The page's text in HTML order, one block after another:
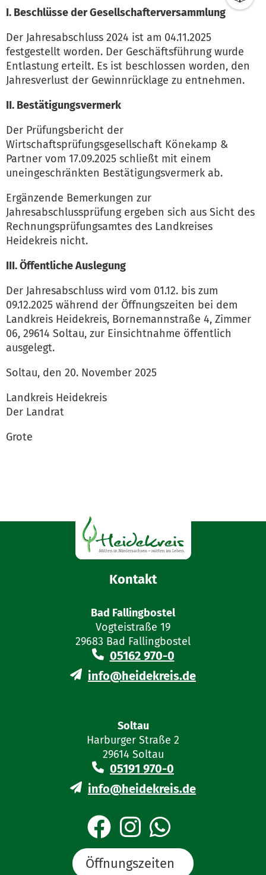
I. Beschlüsse der Gesellschafterversammlung
Der Jahresabschluss 2024 ist am 04.11.2025
festgestellt worden. Der Geschäftsführung wurde
Entlastung erteilt. Es ist beschlossen worden, den
Jahresverlust der Gewinnrücklage zu entnehmen.
II. Bestätigungsvermerk
Der Prüfungsbericht der
Wirtschaftsprüfungsgesellschaft Könekamp &
Partner vom 17.09.2025 schließt mit einem
uneingeschränkten Bestätigungsvermerk ab.
Ergänzende Bemerkungen zur
Jahresabschlussprüfung ergeben sich aus Sicht des
Rechnungsprüfungsamtes des Landkreises
Heidekreis nicht.
III. Öffentliche Auslegung
Der Jahresabschluss wird vom 01.12. bis zum
09.12.2025 während der Öffnungszeiten bei dem
Landkreis Heidekreis, Bornemannstraße 4, Zimmer
06, 29614 Soltau, zur Einsichtnahme öffentlich
ausgelegt.
Soltau, den 20. November 2025
Landkreis Heidekreis
Der Landrat
Grote
Kontakt
Bad Fallingbostel
Vogteistraße 19
29683 Bad Fallingbostel
05162 970-0
info@heidekreis.de
Soltau
Harburger Straße 2
29614 Soltau
05191 970-0
info@heidekreis.de
Öffnungszeiten